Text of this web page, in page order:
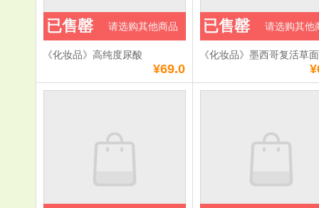
《化妆品》高纯度尿酸
¥69.0
已售罄 请选购其他商品
《化妆品》墨西哥复活草
已售罄 请选购其他